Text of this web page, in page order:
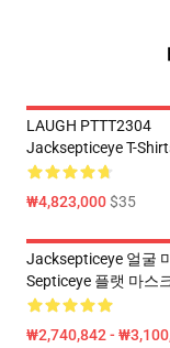
LAUGH PTTT2304
Jacksepticeye T-
₩4,823,000$35
Jacksepticeye 얼굴
Septiceye 플랫 마스
₩2,740,842 -